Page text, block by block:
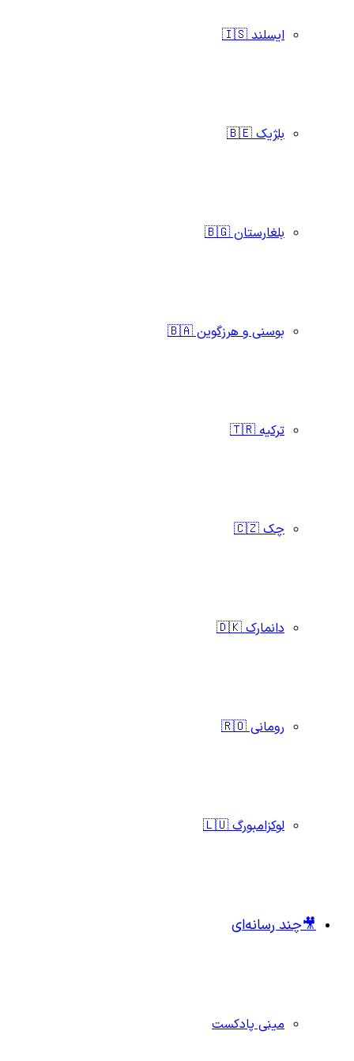
ایسلند 🇮🇸
بلژیک 🇧🇪
بلغارستان 🇧🇬
بوسنی و هرزگوین 🇧🇦
ترکیه 🇹🇷
چک 🇨🇿
دانمارک 🇩🇰
رومانی 🇷🇴
لوکزامبورگ 🇱🇺
🎥چند رسانه‌ای
مینی پادکست